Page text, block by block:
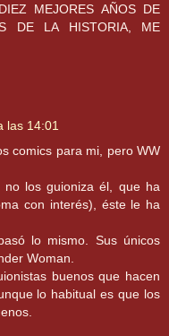
MEJORES AÑOS DE
DE LA HISTORIA, ME
las 14:01
comics para mi, pero WW
los guioniza él, que ha
con interés), éste le ha
lo mismo. Sus únicos
Woman.
buenos que hacen
lo habitual es que los